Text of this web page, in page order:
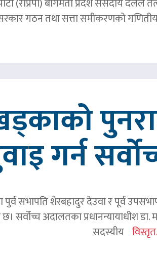
पार्टी (राप्रपा) बागमती प्रदेश संसदीय
गठन तथा सत्ता समीकरणको
गर्न
पुर्व सभापति शेरबहादुर देउवा र पूर्व
सर्वोच्च अदालतका प्रधानन्यायाधीश डा.
सदस्यीय